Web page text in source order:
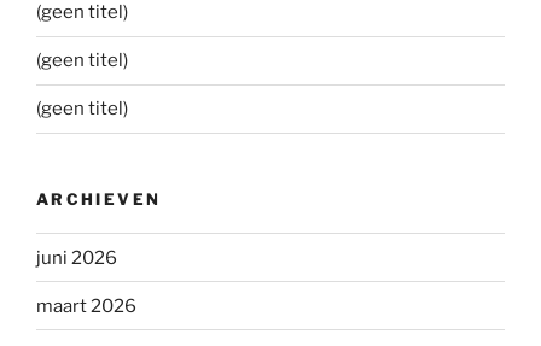
(geen titel)
(geen titel)
(geen titel)
ARCHIEVEN
juni 2026
maart 2026